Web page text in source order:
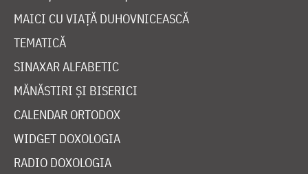
MAICI CU VIAȚĂ DUHOVNICEASCĂ
TEMATICĂ
SINAXAR ALFABETIC
MĂNĂSTIRI ȘI BISERICI
CALENDAR ORTODOX
WIDGET DOXOLOGIA
RADIO DOXOLOGIA